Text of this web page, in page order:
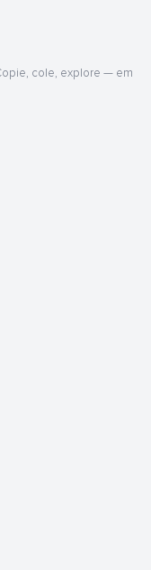
cole, explore — em